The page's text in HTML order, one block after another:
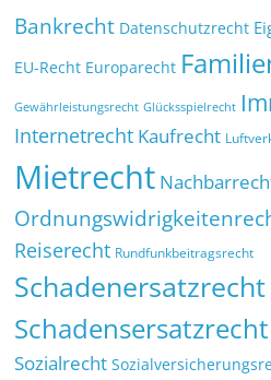
Bankrecht Datenschutzrecht
EU-Recht Europarecht
Gewährleistungsrecht Glücksspielrecht
Internetrecht Kaufrecht
Mietrecht
Reiserecht Rundfunkbeitragsrecht
Schadenersatzrecht
Schadensersatzrecht
Sozialrecht